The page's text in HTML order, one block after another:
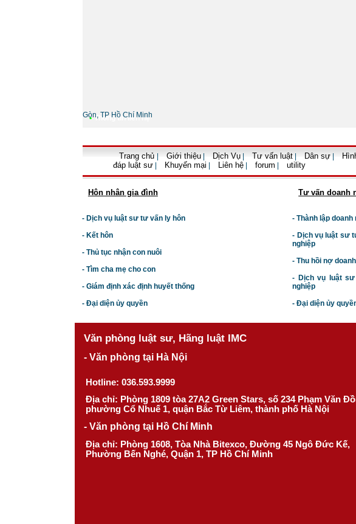
• Thông tin liên hệ
Gòn, TP Hồ Chí Minh
Trang chủ Giới thiệu Dịch Vụ Tư vấn luật Dân sự
đáp luật sư
Khuyến mại Liên hệ forum utility
Hôn nhân gia đình
- Dịch vụ luật sư tư vấn ly hôn
- Kết hôn
- Thủ tục nhận con nuôi
- Tìm cha mẹ cho con
- Giám định xác định huyết thống
- Đại diện ủy quyền
Tư vấn doanh
- Thành lập doanh
- Dịch vụ luật sư t
nghiệp
- Thu hồi nợ
- Dịch vụ luật
nghiệp
- Đại diện ủy
Văn phòng luật sư, Hãng luật IMC
- Văn phòng tại Hà Nội
Hotline: 036.593.9999
Địa chỉ: Phòng 1809 tòa 27A2 Green Stars, số 234 Phạm Văn
phường Cổ Nhuế 1, quận Bắc Từ Liêm, thành phố Hà Nội
- Văn phòng tại Hồ Chí Minh
Địa chỉ: Phòng 1608, Tòa Nhà Bitexco, Đường 45 Ngô Đức Kế,
Phường Bến Nghé, Quận 1, TP Hồ Chí Minh